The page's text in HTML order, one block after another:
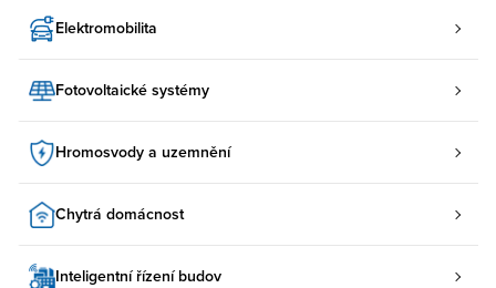
Elektromobilita
Fotovoltaické systémy
Hromosvody a uzemnění
Chytrá domácnost
Inteligentní řízení budov